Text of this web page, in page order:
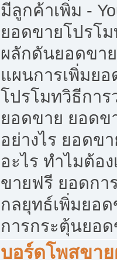
มีลูกค้าเพิ่ม -
ยอดขายโปรโ
ผลักดันยอดขา
แผนการเพิ่มย
โปรโมทวิธีการ
ยอดขาย ยอดข
อย่างไร ยอดข
อะไร ทำไมต้อ
ขายฟรี ยอดกา
กลยุทธ์เพิ่มยอ
การกระตุ้นยอ
บอร์ดโพสขา